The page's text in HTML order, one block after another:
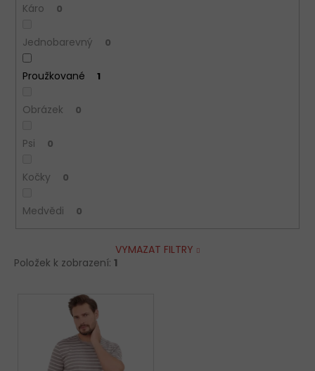
Káro 0
Jednobarevný 0
Proužkované 1
Obrázek 0
Psi 0
Kočky 0
Medvědi 0
VYMAZAT FILTRY
Položek k zobrazení: 1